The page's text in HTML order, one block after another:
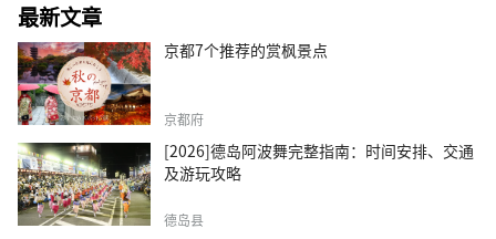
最新文章
京都7个推荐的赏枫景点
京都府
[2026]德岛阿波舞完整指南：时间安排、交通
及游玩攻略
德岛县